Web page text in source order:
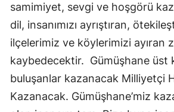
Mardin
samimiyet, sevgi ve hoşgörü
dil, insanımızı ayrıştıran,
ilçelerimiz ve köylerimizi ayıran
kaybedecektir. Gümüşhane üst
buluşanlar kazanacak Milliyetçi
Kazanacak. Gümüşhane’miz